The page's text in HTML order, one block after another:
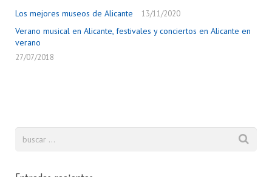
Los mejores museos de Alicante 13/11/2020
Verano musical en Alicante, festivales y conciertos en Alicante en
verano
27/07/2018